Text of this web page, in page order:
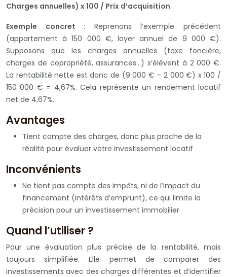
Charges annuelles) x 100 / Prix d’acquisition
Exemple concret : Reprenons l’exemple précédent
(appartement à 150 000 €, loyer annuel de 9 000 €).
Supposons que les charges annuelles (taxe foncière,
charges de copropriété, assurances…) s’élèvent à 2 000 €.
La rentabilité nette est donc de (9 000 € – 2 000 €) x 100 /
150 000 € = 4,67%. Cela représente un rendement locatif
net de 4,67%.
Avantages
Tient compte des charges, donc plus proche de la
réalité pour évaluer votre investissement locatif
Inconvénients
Ne tient pas compte des impôts, ni de l’impact du
financement (intérêts d’emprunt), ce qui limite la
précision pour un investissement immobilier
Quand l’utiliser ?
Pour une évaluation plus précise de la rentabilité, mais
toujours simplifiée. Elle permet de comparer des
investissements avec des charges différentes et d’identifier